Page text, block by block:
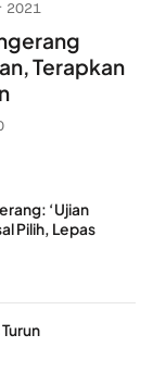
2021
Terapkan
‘Ujian
Pilih, Lepas